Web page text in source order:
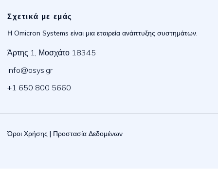
Σχετικά με εμάς
Η Omicron Systems είναι μια εταιρεία ανάπτυξης συστημάτων.
Άρτης 1, Μοσχάτο 18345
info@osys.gr
+1 650 800 5660
Όροι Χρήσης | Προστασία Δεδομένων